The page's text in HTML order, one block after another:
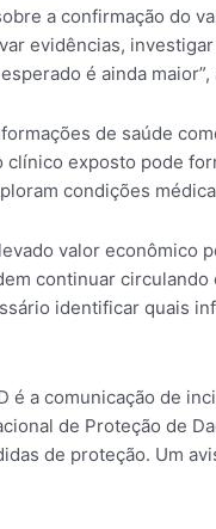
a confirmação do
evidências,
é ainda maior”,
de saúde
exposto pode
condições
valor
continuar
identificar quais
é a comunicação de
de Proteção de
de proteção. Um